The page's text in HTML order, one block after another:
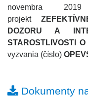
novembra
projekt
DOZORU A
STAROSTLIVOSTI
vyzvania (číslo)
Dokumenty